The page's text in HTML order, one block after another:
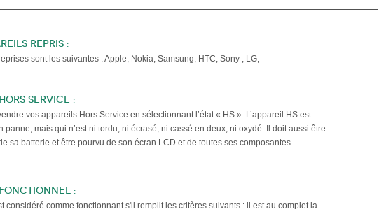
repris :
sont les suivantes : Apple, Nokia, Samsung, HTC, Sony , LG,
Service :
vos appareils Hors Service en sélectionnant l’état « HS ». L’appareil HS est
panne, mais qui n’est ni tordu, ni écrasé, ni cassé en deux, ni oxydé. Il doit aussi être
sa batterie et être pourvu de son écran LCD et de toutes ses composantes
:
considéré comme fonctionnant s'il remplit les critères suivants : il est au complet la